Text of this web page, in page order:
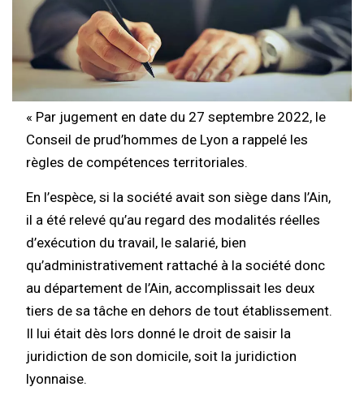
« Par jugement en date du 27 septembre 2022, le
Conseil de prud’hommes de Lyon a rappelé les
règles de compétences territoriales.
En l’espèce, si la société avait son siège dans l’Ain,
il a été relevé qu’au regard des modalités réelles
d’exécution du travail, le salarié, bien
qu’administrativement rattaché à la société donc
au département de l’Ain, accomplissait les deux
tiers de sa tâche en dehors de tout établissement.
Il lui était dès lors donné le droit de saisir la
juridiction de son domicile, soit la juridiction
lyonnaise.